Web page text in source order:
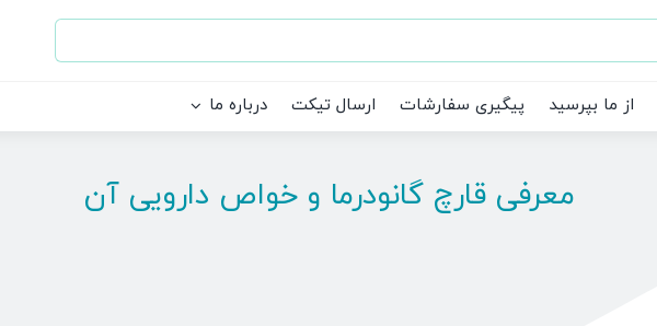
از ما بپرسید پیگیری سفارشات ارسال تیکت درباره ما
معرفی قارچ گانودرما و خواص دارویی آن